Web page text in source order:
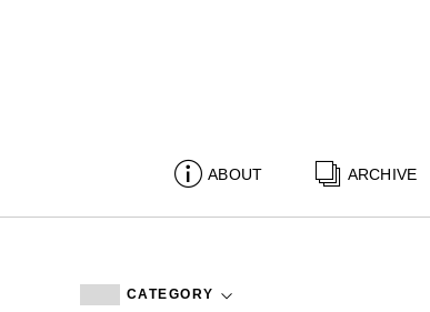
ABOUT ARCHIVE
CATEGORY